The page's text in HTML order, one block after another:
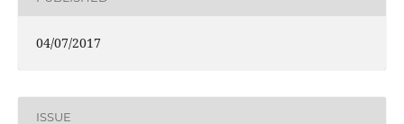
04/07/2017
ISSUE